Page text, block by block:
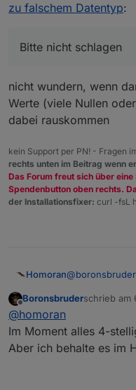
Bitte nicht
zu falschem Datentyp:
Bitte nicht schlagen
nicht wundern, wenn
Werte (viele Nullen
dabei rauskommen
kein Support per PN! - Fragen
rechts unten im Beitrag wenn
Das Forum freut sich über
Spendenbutton oben rechts.
der Installationsfixer: curl -fsL
Homoran@boronsbruder
nicht wundern,
Offline
Boronsbruderschrieb am
zuletzt
@homoran
Im Moment alles 4-
Aber ich behalte es im